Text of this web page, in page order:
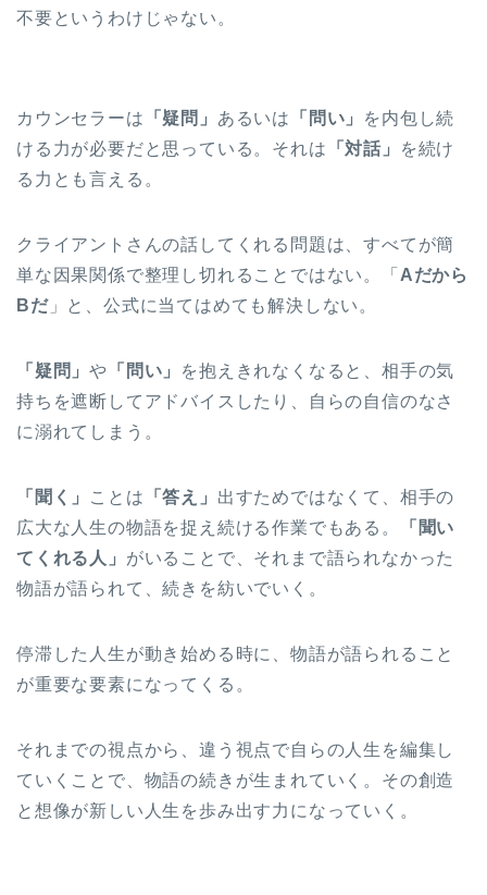
不要というわけじゃない。
カウンセラーは 「疑問」 あるいは 「問い」
を内包し続
ける力が必要だと思っている。それは 「対話」
を続け
る力とも言える。
クライアントさんの話してくれる問題は、すべてが簡
単な因果関係で整理し切れることではない。「 Aだから
Bだ」と、公式に当てはめても解決しない。
「疑問」や 「問い」
を抱えきれなくなると、相手の気
持ちを遮断してアドバイスしたり、自らの自信のなさ
に溺れてしまう。
「聞く」 ことは 「答え」 出すためではなくて、相手の
広大な人生の物語を捉え続ける作業でもある。
「聞い
てくれる人」 がいることで、それまで語られなかった
物語が語られて、続きを紡いでいく。
停滞した人生が動き始める時に、物語が語られること
が重要な要素になってくる。
それまでの視点から、違う視点で自らの人生を編集し
ていくことで、物語の続きが生まれていく。その創造
と想像が新しい人生を歩み出す力になっていく。